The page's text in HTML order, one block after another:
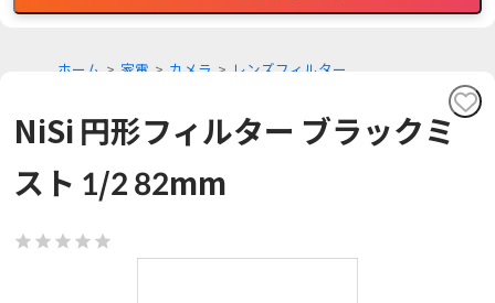
ホーム 家電 カメラ レンズフィルター
NiSi 円形フィルター ブラックミ
スト 1/2 82mm